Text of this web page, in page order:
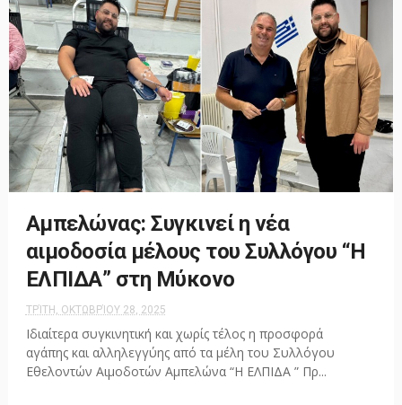
Αμπελώνας: Συγκινεί η νέα
αιμοδοσία μέλους του Συλλόγου “Η
ΕΛΠΙΔΑ” στη Μύκονο
ΤΡΊΤΗ, ΟΚΤΩΒΡΊΟΥ 28, 2025
Ιδιαίτερα συγκινητική και χωρίς τέλος η προσφορά
αγάπης και αλληλεγγύης από τα μέλη του Συλλόγου
Εθελοντών Αιμοδοτών Αμπελώνα “Η ΕΛΠΙΔΑ ” Πρ...